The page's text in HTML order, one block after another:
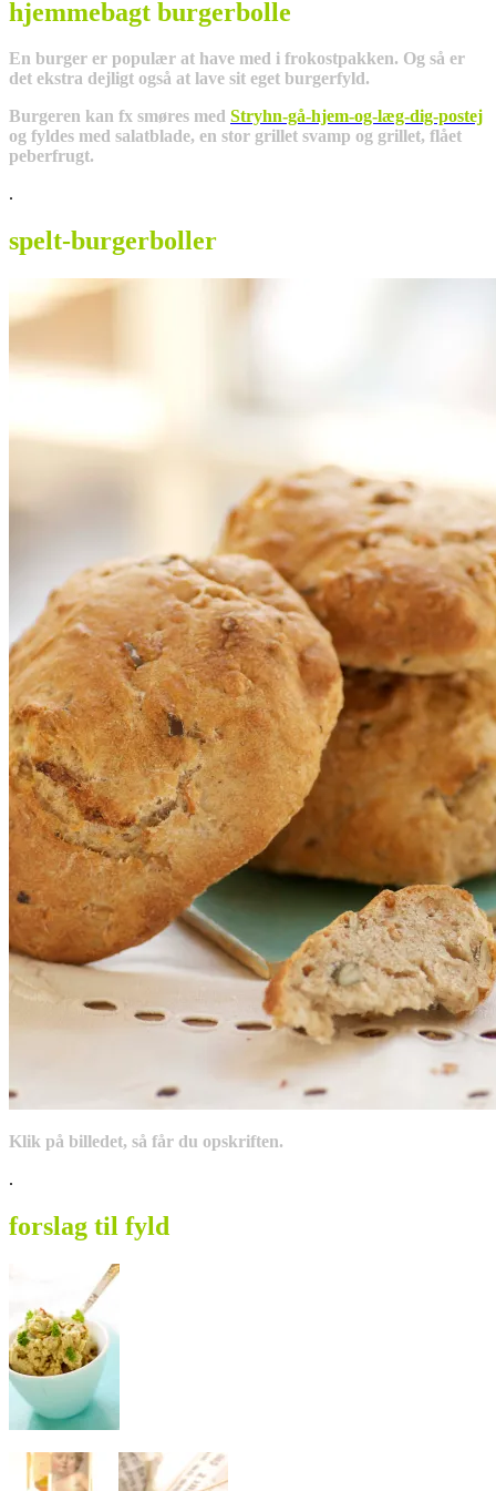
hjemmebagt burgerbolle
En burger er populær at have med i frokostpakken. Og så er
det ekstra dejligt også at lave sit eget burgerfyld.
Burgeren kan fx smøres med Stryhn-gå-hjem-og-læg-dig-postej
og fyldes med salatblade, en stor grillet svamp og grillet, flået
peberfrugt.
.
spelt-burgerboller
Klik på billedet, så får du opskriften.
.
forslag til fyld